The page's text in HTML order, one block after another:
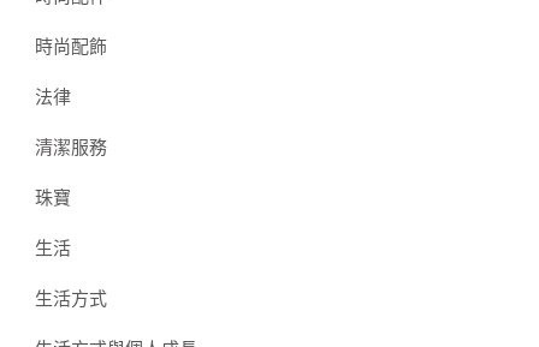
時尚配飾
法律
清潔服務
珠寶
生活
生活方式